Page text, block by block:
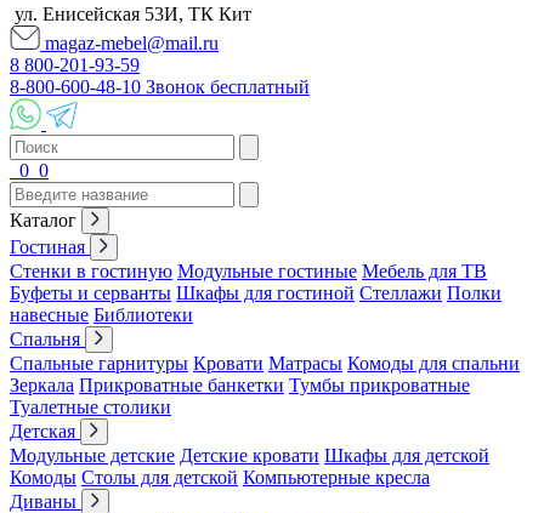
ул. Енисейская 53И, ТК Кит
magaz-mebel@mail.ru
8 800-201-93-59
8-800-600-48-10 Звонок бесплатный
0 0
Каталог
Гостиная
Стенки в гостиную Модульные гостиные Мебель для ТВ
Буфеты и серванты Шкафы для гостиной Стеллажи Полки
навесные Библиотеки
Спальня
Спальные гарнитуры Кровати Матрасы Комоды для спальни
Зеркала Прикроватные банкетки Тумбы прикроватные
Туалетные столики
Детская
Модульные детские Детские кровати Шкафы для детской
Комоды Столы для детской Компьютерные кресла
Диваны